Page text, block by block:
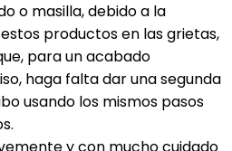
o masilla, debido a la
productos en las grietas,
para un acabado
haga falta dar una segunda
usando los mismos pasos